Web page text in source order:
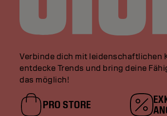
Verbinde dich mit leidenschaftlichen
entdecke Trends und bring deine
das möglich!
PRO STORE